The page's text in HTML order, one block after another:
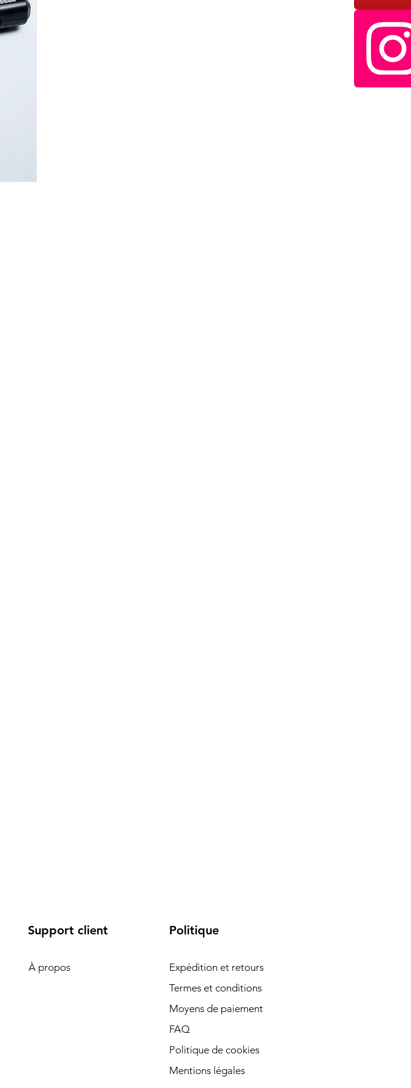
Support client
À propos
Politique
Expédition et retours
Termes et conditions
Moyens de paiement
FAQ
Politique de cookies
Mentions légales